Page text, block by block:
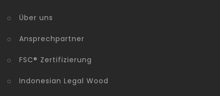
Über uns
Ansprechpartner
FSC® Zertifizierung
Indonesian Legal Wood